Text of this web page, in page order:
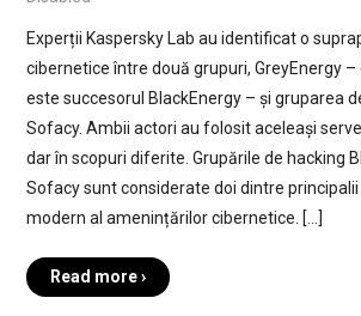
Experții Kaspersky Lab au identificat o
cibernetice între două grupuri, GreyEnergy –
este succesorul BlackEnergy – și gruparea
Sofacy. Ambii actori au folosit aceleași
dar în scopuri diferite. Grupările de hacking
Sofacy sunt considerate doi dintre principalii
modern al amenințărilor cibernetice. […]
Read more ›